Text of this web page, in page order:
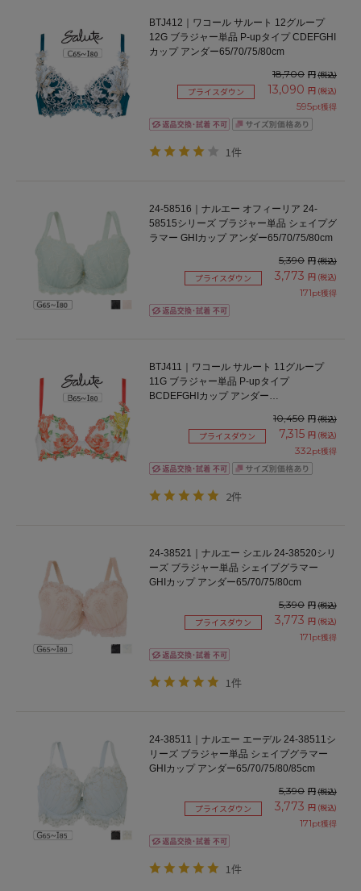
BTJ412｜ワコール サルート 12グループ
12G ブラジャー単品 P-upタイプ CDEFGHI
カップ アンダー65/70/75/80cm
18,700 円(税込)
プライスダウン 13,090 円 (税込)
595pt獲得
1件
24-58516｜ナルエー オフィーリア 24-
58515シリーズ ブラジャー単品 シェイプグ
ラマー GHIカップ アンダー65/70/75/80cm
5,390 円(税込)
プライスダウン 3,773 円 (税込)
171pt獲得
BTJ411｜ワコール サルート 11グループ
11G ブラジャー単品 P-upタイプ
BCDEFGHIカップ アンダー
10,450 円(税込)
プライスダウン 7,315 円 (税込)
332pt獲得
2件
24-38521｜ナルエー シエル 24-38520シリ
ーズ ブラジャー単品 シェイプグラマー
GHIカップ アンダー65/70/75/80cm
5,390 円(税込)
プライスダウン 3,773 円 (税込)
171pt獲得
1件
24-38511｜ナルエー エーデル 24-38511シ
リーズ ブラジャー単品 シェイプグラマー
GHIカップ アンダー65/70/75/80/85cm
5,390 円(税込)
プライスダウン 3,773 円 (税込)
171pt獲得
1件